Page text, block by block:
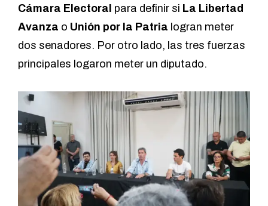
Cámara Electoral para definir si La Libertad
Avanza o Unión por la Patria logran meter
dos senadores. Por otro lado, las tres fuerzas
principales logaron meter un diputado.